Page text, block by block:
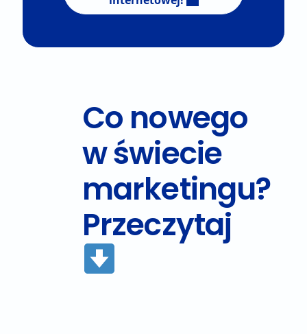
Co nowego
w świecie
marketingu?
Przeczytaj